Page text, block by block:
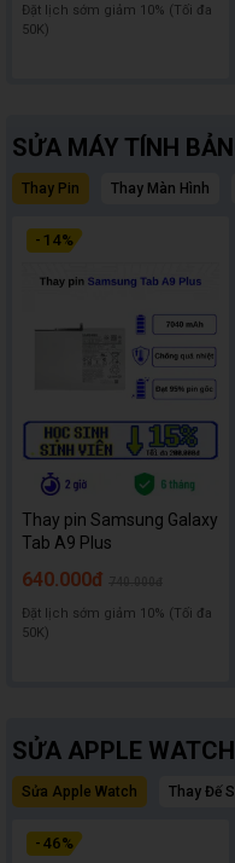
Đặt lịch sớm giảm 10% (Tối đa
50K)
SỬA MÁY TÍNH
Thay Pin Thay Màn Hình
- 14%
Thay pin Samsung Galaxy
Tab A9 Plus
640.000đ
Đặt lịch sớm giảm 10% (Tối đa
50K)
SỬA APPLE WATCH
Sửa Apple Watch Thay Đế
- 46%